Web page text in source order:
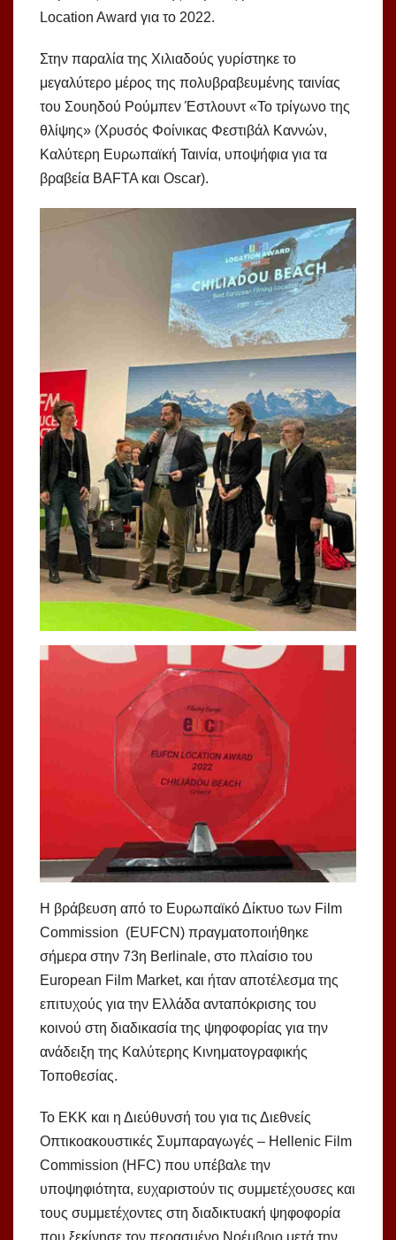
Location Award για το 2022.
Στην παραλία της Χιλιαδούς γυρίστηκε το
μεγαλύτερο μέρος της πολυβραβευμένης ταινίας
του Σουηδού Ρούμπεν Έστλουντ «Το τρίγωνο της
θλίψης» (Χρυσός Φοίνικας Φεστιβάλ Καννών,
Καλύτερη Ευρωπαϊκή Ταινία, υποψήφια για τα
βραβεία BAFTA και Oscar).
Η βράβευση από το Ευρωπαϊκό Δίκτυο των Film
Commission (EUFCN) πραγματοποιήθηκε
σήμερα στην 73η Berlinale, στο πλαίσιο του
European Film Market, και ήταν αποτέλεσμα της
επιτυχούς για την Ελλάδα ανταπόκρισης του
κοινού στη διαδικασία της ψηφοφορίας για την
ανάδειξη της Καλύτερης Κινηματογραφικής
Τοποθεσίας.
Το ΕΚΚ και η Διεύθυνσή του για τις Διεθνείς
Οπτικοακουστικές Συμπαραγωγές – Hellenic Film
Commission (HFC) που υπέβαλε την
υποψηφιότητα, ευχαριστούν τις συμμετέχουσες και
τους συμμετέχοντες στη διαδικτυακή ψηφοφορία